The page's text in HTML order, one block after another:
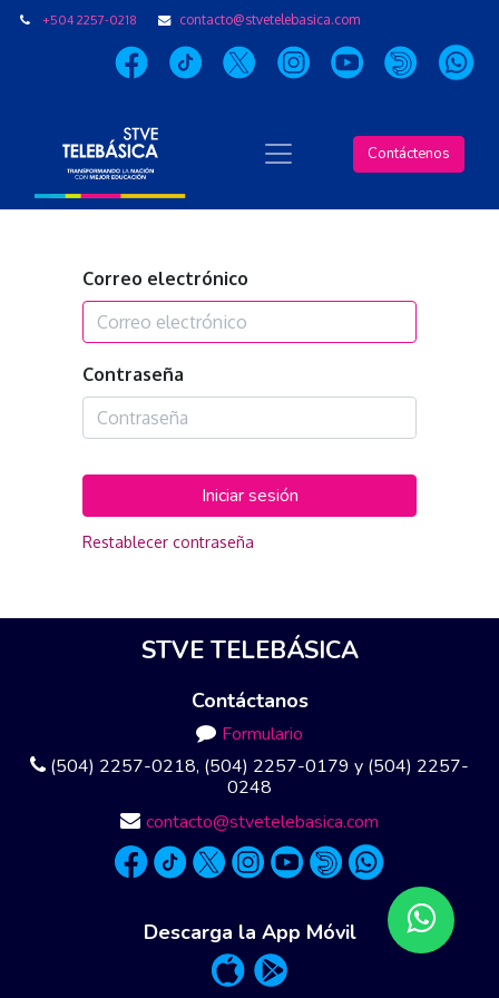
+504 2257-0218 contacto@stvetelebasica.com
Contáctenos
Correo electrónico
Contraseña
Iniciar sesión
Restablecer contraseña
STVE TELEBÁSICA
Contáctanos
Formulario
(504) 2257-0218, (504) 2257-0179 y (504) 2257-
0248
contacto@stvetelebasica.com
Descarga la App Móvil